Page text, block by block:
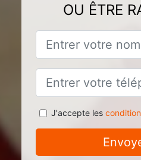
OU ÊTRE
J'accepte les